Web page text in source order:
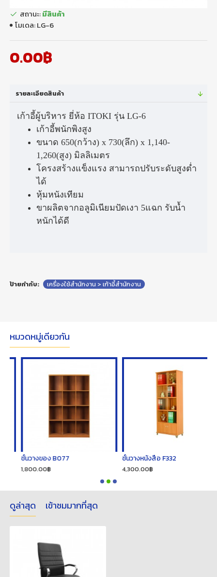
0.00฿
สถานะ:มีสินค้า
โมเดล:LG-6
รายละเอียดสินค้า
เก้าอี้ผู้บริหาร ยี่ห้อ ITOKI รุ่น LG-6
เก้าอี้พนักพิงสูง
ขนาด 650(กว้าง) x 730(ลึก) x 1,140-
1,260(สูง) มิลลิเมตร
โครงสร้างแข็งแรง สามารถปรับระดับสูงต่ำ
ได้
หุ้มหนังเทียม
ขาผลิตจากอลูมิเนียมปัดเงา 5แฉก รับน้ำ
หนักได้ดี
ป้ายกำกับ: เครื่องใช้สำนักงาน > เก้าอี้สำนักงาน
หมวดหมู่เดียวกัน
ชั้นวางของ B077
1,800.00฿
ชั้นวางหนังสือ F332
4,300.00฿
ดูล่าสุด เข้าชมมากที่สุด